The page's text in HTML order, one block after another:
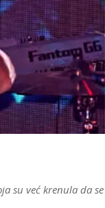
su već krenula da se